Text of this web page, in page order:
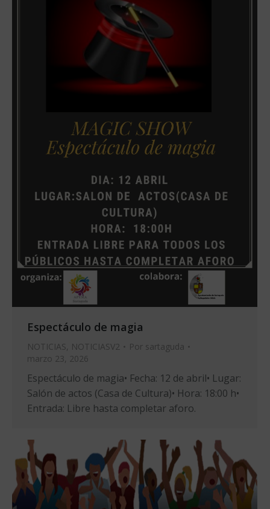
Espectáculo de magia
NOTICIAS, NOTICIASV2 Por sartaguda
marzo 23, 2026
Espectáculo de magia• Fecha: 12 de abril• Lugar:
Salón de actos (Casa de Cultura)• Hora: 18:00 h•
Entrada: Libre hasta completar aforo.